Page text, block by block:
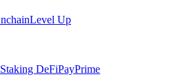
Level Up
Staking DeFiPayPrime